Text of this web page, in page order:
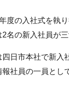
度の入社式を執り
2名の新入社員が
日市本社で新入
報社員の一員とし